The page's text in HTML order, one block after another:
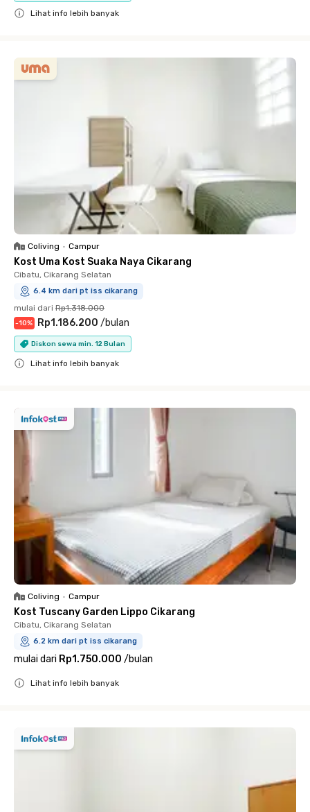
Lihat info lebih banyak
Coliving • Campur
Kost Uma Kost Suaka Naya Cikarang
Cibatu, Cikarang Selatan
6.4 km dari pt iss cikarang
mulai dari Rp1.318.000
-10% Rp1.186.200 /bulan
Diskon sewa min. 12 Bulan
Lihat info lebih banyak
Coliving • Campur
Kost Tuscany Garden Lippo Cikarang
Cibatu, Cikarang Selatan
6.2 km dari pt iss cikarang
mulai dari Rp1.750.000 /bulan
Lihat info lebih banyak